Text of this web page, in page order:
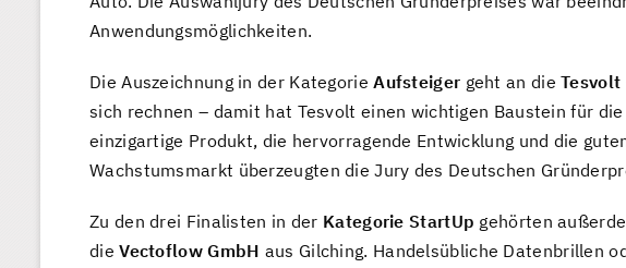
Anwendungsmöglichkeiten.
Die Auszeichnung in der KategorieAufsteiger geht an dieTesvolt
sich rechnen – damit hat Tesvolt einen wichtigen Baustein für
einzigartige Produkt, die hervorragende Entwicklung und die
Wachstumsmarkt überzeugten die Jury des Deutschen
Zu den drei Finalisten in der Kategorie StartUp gehörten
dieVectoflow GmbH aus Gilching. Handelsübliche Datenbrillen